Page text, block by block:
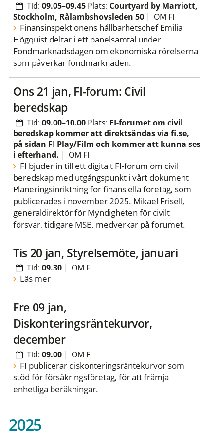
Tid:09.05–09.45 Plats: Courtyard by Marriott,
Stockholm, Rålambshovsleden 50| OM FI
Finansinspektionens hållbarhetschef Emilia
Högquist deltar i ett panelsamtal under
Fondmarknadsdagen om ekonomiska rörelserna
som påverkar fondmarknaden.
ons 21 jan, FI-forum: Civil
beredskap
Tid:09.00–10.00 Plats: FI-forumet om civil
beredskap kommer att direktsändas via fi.se,
på sidan FI Play/Film och kommer att kunna ses
i efterhand. | OM FI
FI bjuder in till ett digitalt FI-forum om civil
beredskap med utgångspunkt i vårt dokument
Planeringsinriktning för finansiella företag, som
publicerades i november 2025. Mikael Frisell,
generaldirektör för Myndigheten för civilt
försvar, tidigare MSB, medverkar på forumet.
tis 20 jan, Styrelsemöte, januari
Tid:09.30 | OM FI
Läs mer
fre 09 jan,
Diskonteringsräntekurvor,
december
Tid:09.00 | OM FI
FI publicerar diskonteringsräntekurvor som
stöd för försäkringsföretag, för att främja
enhetliga beräkningar.
2025